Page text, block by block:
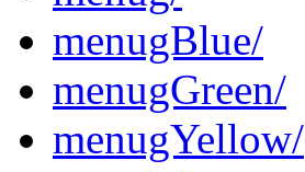
menugBlue/
menugGreen/
menugYellow/